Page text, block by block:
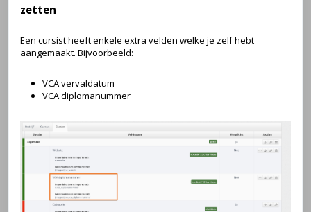
zetten
Een cursist heeft enkele extra velden welke je zelf hebt
aangemaakt. Bijvoorbeeld:
VCA vervaldatum
VCA diplomanummer